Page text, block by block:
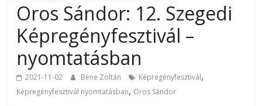
Oros Sándor: 12. Szegedi
Képregényfesztivál –
nyomtatásban
2021-11-02 Bene Zoltán Képregényfesztivál,
Képregényfesztivál nyomtatásban, Oros Sándor